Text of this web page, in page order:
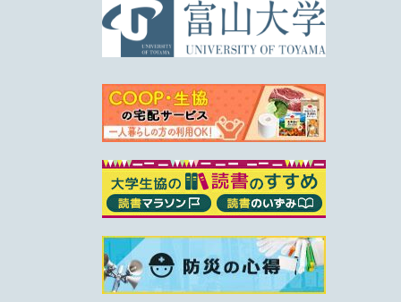
4/9更新
アルバイトの労働条件を確かめよう（厚労省）
大学生協のレンタカー（大学生協特別料金）
10/21更新
6/19更新
レジ袋有料化のご案内（6月19日追記）
6/11更新
富山大生協新型コロナウイルス感染予防対策につい